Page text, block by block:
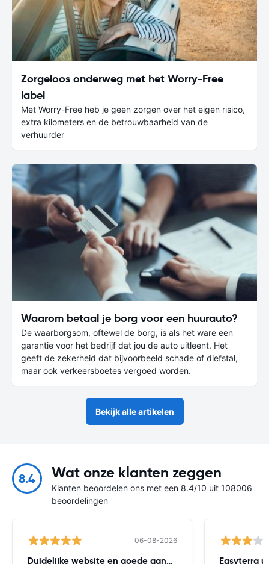
Zorgeloos onderweg met het Worry-Free
label
Met Worry-Free heb je geen zorgen over het eigen risico,
extra kilometers en de betrouwbaarheid van de
verhuurder
Waarom betaal je borg voor een huurauto?
De waarborgsom, oftewel de borg, is als het ware een
garantie voor het bedrijf dat jou de auto uitleent. Het
geeft de zekerheid dat bijvoorbeeld schade of diefstal,
maar ook verkeersboetes vergoed worden.
Bekijk alle artikelen
8.4 Wat onze klanten zeggen
Klanten beoordelen ons met een 8.4/10 uit 108006
beoordelingen
06-08-2026
Duidelijke website en goede aanbiedingen Easyterra